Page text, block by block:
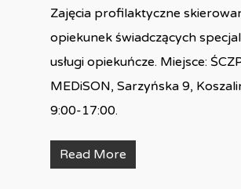
Zajęcia profilaktyczne
opiekunek świadczących
usługi opiekuńcze. Miejsce:
MEDiSON, Sarzyńska 9,
9:00-17:00.
Read More